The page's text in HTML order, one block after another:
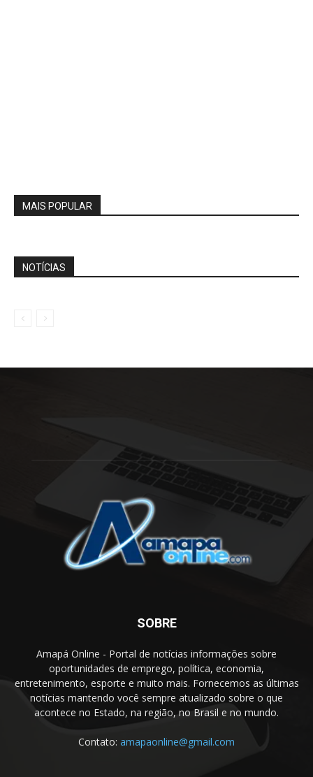
MAIS POPULAR
NOTÍCIAS
SOBRE
Amapá Online - Portal de notícias informações sobre
oportunidades de emprego, política, economia,
entretenimento, esporte e muito mais. Fornecemos as últimas
notícias mantendo você sempre atualizado sobre o que
acontece no Estado, na região, no Brasil e no mundo.
Contato: amapaonline@gmail.com